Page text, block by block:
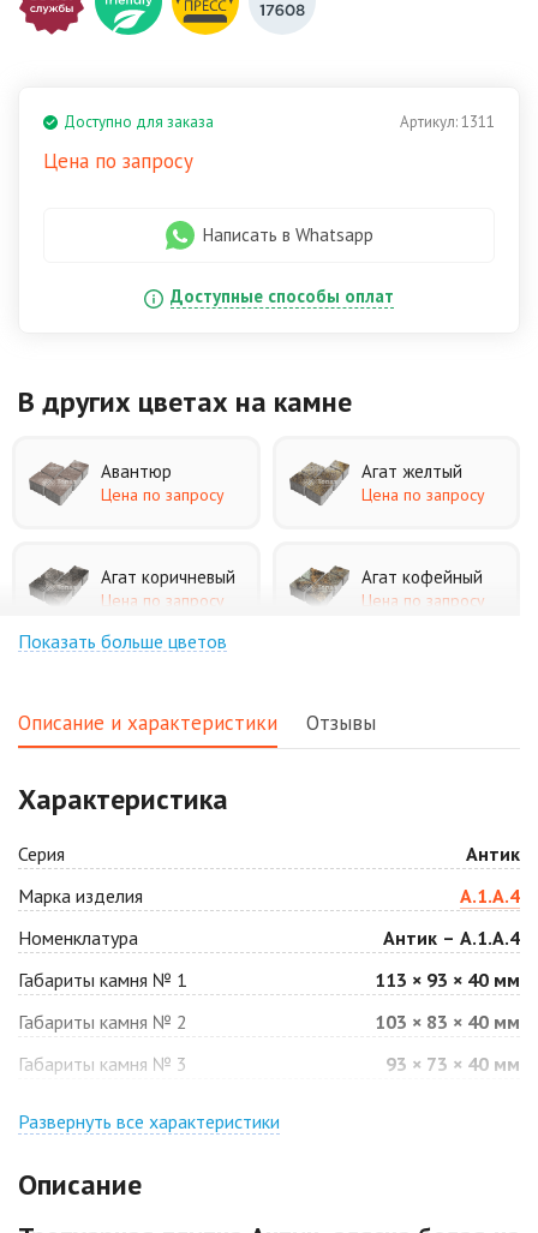
Артикул:1311
Доступно для заказа
Цена по запросу
Написать в Whatsapp
Доступные способы оплат
В других цветах на камне
Авантюр
Цена по запросу
Агат желтый
Цена по запросу
Агат коричневый
Цена по запросу
Агат кофейный
Цена по запросу
Цена по запросу
Антрацит
Цена по запросу
Арабская ночь
Цена по запросу
Барселона
Цена по запросу
Белая
Цена по запросу
Цена по запросу
Показать больше цветов
Описание и характеристики Отзывы
Характеристика
Серия
Антик
Марка изделия
А.1.А.4
Номенклатура
Антик – А.1.А.4
Габариты камня № 1
113 × 93 × 40 мм
Габариты камня № 2
103 × 83 × 40 мм
Габариты камня № 3
93 × 73 × 40 мм
Развернуть все характеристики
Описание